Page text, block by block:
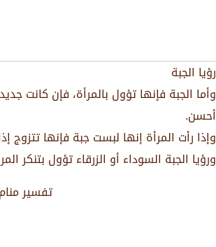
رؤيا الجبة
وأما الجبة فإنها تؤول بالمرأة، فإن
أحسن.
وإذا رأت المرأة إنها لبست جبة فإنها
ورؤيا الجبة السوداء أو الزرقاء تؤول بتنكر
تفسير